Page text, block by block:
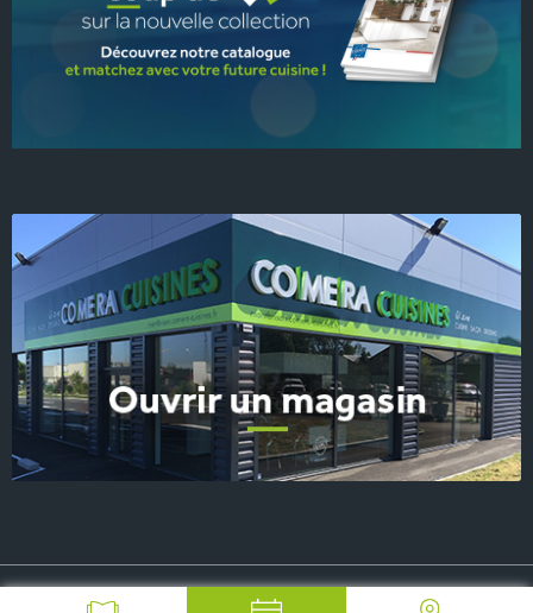
© 2026 COMERA Cuisines, tous droits réservés Plan du site